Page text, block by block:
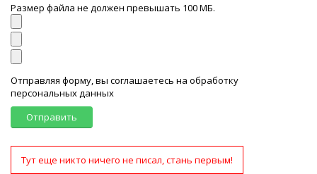
Размер файла не должен превышать 100 МБ.
Отправляя форму, вы соглашаетесь на обработку
персональных данных
Отправить
Тут еще никто ничего не писал, стань первым!